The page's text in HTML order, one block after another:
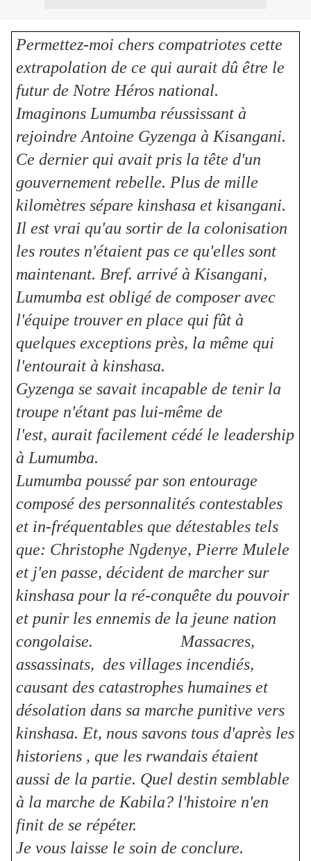
Permettez-moi chers compatriotes cette
extrapolation de ce qui aurait dû être le
futur de Notre Héros national.
Imaginons Lumumba réussissant à
rejoindre Antoine Gyzenga à Kisangani.
Ce dernier qui avait pris la tête d'un
gouvernement rebelle. Plus de mille
kilomètres sépare kinshasa et kisangani.
Il est vrai qu'au sortir de la colonisation
les routes n'étaient pas ce qu'elles sont
maintenant. Bref. arrivé à Kisangani,
Lumumba est obligé de composer avec
l'équipe trouver en place qui fût à
quelques exceptions près, la même qui
l'entourait à kinshasa.
Gyzenga se savait incapable de tenir la
troupe n'étant pas lui-même de
l'est, aurait facilement cédé le leadership
à Lumumba.
Lumumba poussé par son entourage
composé des personnalités contestables
et in-fréquentables que détestables tels
que: Christophe Ngdenye, Pierre Mulele
et j'en passe, décident de marcher sur
kinshasa pour la ré-conquête du pouvoir
et punir les ennemis de la jeune nation
congolaise. Massacres,
assassinats, des villages incendiés,
causant des catastrophes humaines et
désolation dans sa marche punitive vers
kinshasa. Et, nous savons tous d'après les
historiens , que les rwandais étaient
aussi de la partie. Quel destin semblable
à la marche de Kabila? l'histoire n'en
finit de se répéter.
Je vous laisse le soin de conclure.